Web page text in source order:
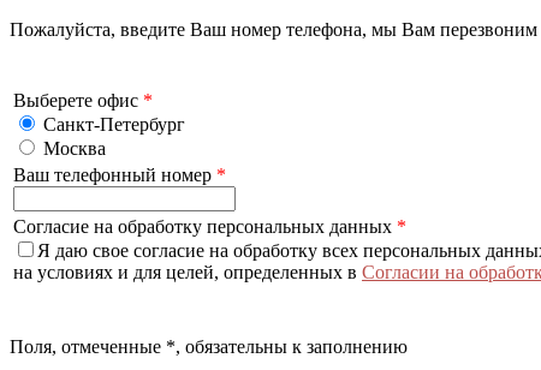
Пожалуйста, введите Ваш номер телефона, мы Вам перезвоним
Выберете офис *
Санкт-Петербург
Москва
Ваш телефонный номер *
Согласие на обработку персональных данных *
Я даю свое согласие на обработку всех персональных
на условиях и для целей, определенных в Согласии на
Поля, отмеченные *, обязательны к заполнению